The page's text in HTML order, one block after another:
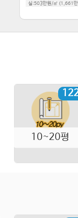
실:503만원/㎡ (1,661
10~20평